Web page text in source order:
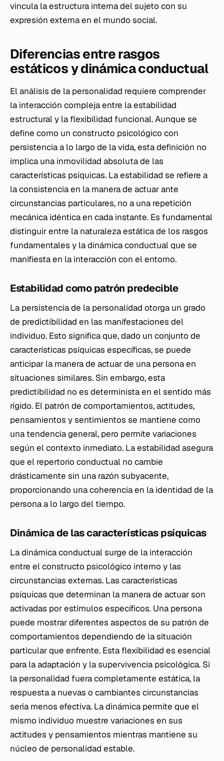
vincula la estructura interna del sujeto con su
expresión externa en el mundo social.
Diferencias entre rasgos
estáticos y dinámica conductual
El análisis de la personalidad requiere comprender
la interacción compleja entre la estabilidad
estructural y la flexibilidad funcional. Aunque se
define como un constructo psicológico con
persistencia a lo largo de la vida, esta definición no
implica una inmovilidad absoluta de las
características psíquicas. La estabilidad se refiere a
la consistencia en la manera de actuar ante
circunstancias particulares, no a una repetición
mecánica idéntica en cada instante. Es fundamental
distinguir entre la naturaleza estática de los rasgos
fundamentales y la dinámica conductual que se
manifiesta en la interacción con el entorno.
Estabilidad como patrón predecible
La persistencia de la personalidad otorga un grado
de predictibilidad en las manifestaciones del
individuo. Esto significa que, dado un conjunto de
características psíquicas específicas, se puede
anticipar la manera de actuar de una persona en
situaciones similares. Sin embargo, esta
predictibilidad no es determinista en el sentido más
rígido. El patrón de comportamientos, actitudes,
pensamientos y sentimientos se mantiene como
una tendencia general, pero permite variaciones
según el contexto inmediato. La estabilidad asegura
que el repertorio conductual no cambie
drásticamente sin una razón subyacente,
proporcionando una coherencia en la identidad de la
persona a lo largo del tiempo.
Dinámica de las características psíquicas
La dinámica conductual surge de la interacción
entre el constructo psicológico interno y las
circunstancias externas. Las características
psíquicas que determinan la manera de actuar son
activadas por estímulos específicos. Una persona
puede mostrar diferentes aspectos de su patrón de
comportamientos dependiendo de la situación
particular que enfrente. Esta flexibilidad es esencial
para la adaptación y la supervivencia psicológica. Si
la personalidad fuera completamente estática, la
respuesta a nuevas o cambiantes circunstancias
sería menos efectiva. La dinámica permite que el
mismo individuo muestre variaciones en sus
actitudes y pensamientos mientras mantiene su
núcleo de personalidad estable.